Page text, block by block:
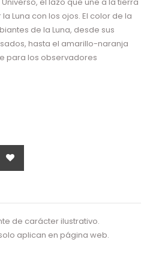
Luna con los ojos. El color de la
de la Luna, desde sus
hasta el amarillo-naranja
para los observadores
de carácter ilustrativo.
aplican en página web.